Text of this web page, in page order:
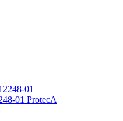
01 ProtecA